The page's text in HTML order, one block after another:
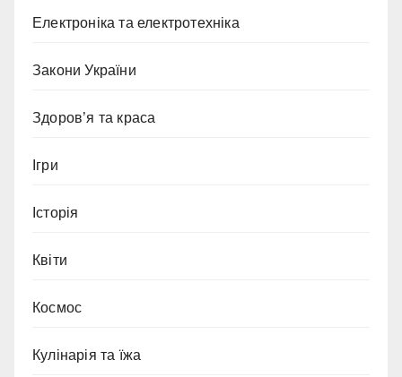
Електроніка та електротехніка
Закони України
Здоров’я та краса
Ігри
Історія
Квіти
Космос
Кулінарія та їжа